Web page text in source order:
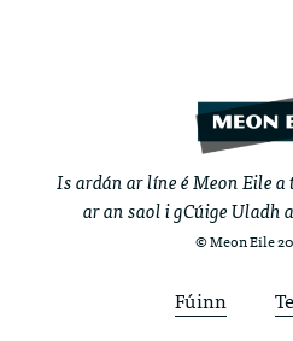
Is ardán ar líne é Meon Eile
ar an saol i gCúige Uladh
© Meon Eile
Fúinn